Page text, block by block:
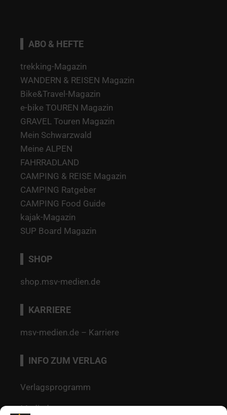
ABO & HEFTE
trekking-Magazin
WANDERN & REISEN Magazin
Bike&Travel-Magazin
e-bike TOUREN Magazin
GRAVEL Touren Magazin
Mein Schwarzwald
Meine ALPEN
FAHRRADLAND
CAMPING & REISE Magazin
CAMPING Ratgeber
CAMPING Food Guide
kajak-Magazin
SUP Board Magazin
SHOP
shop.msv-medien.de
KARRIERE
msv-medien.de – Karriere
INFO ZUM VERLAG
Verlagsprogramm
Mediadaten